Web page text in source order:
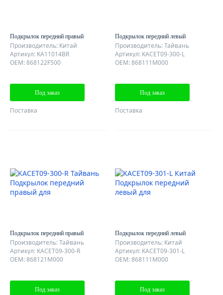
Подкрылок передний правый
Производитель: Китай
Артикул: KA11014BR
OEM: 868122F500
Под заказ
Поставка
Подкрылок передний левый
Производитель: Тайвань
Артикул: KACET09-300-L
OEM: 868111M000
Под заказ
Поставка
Подкрылок передний правый
Производитель: Тайвань
Артикул: KACET09-300-R
OEM: 868121M000
Под заказ
Подкрылок передний левый
Производитель: Китай
Артикул: KACET09-301-L
OEM: 868111M000
Под заказ